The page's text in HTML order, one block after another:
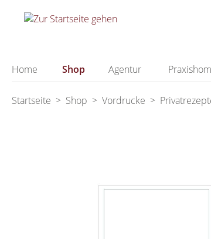
Zur Hauptnavigation springen
Home Shop Agentur
Startseite > Shop > Vordrucke >